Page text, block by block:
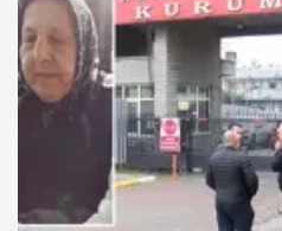
23.03.2026 Gündem